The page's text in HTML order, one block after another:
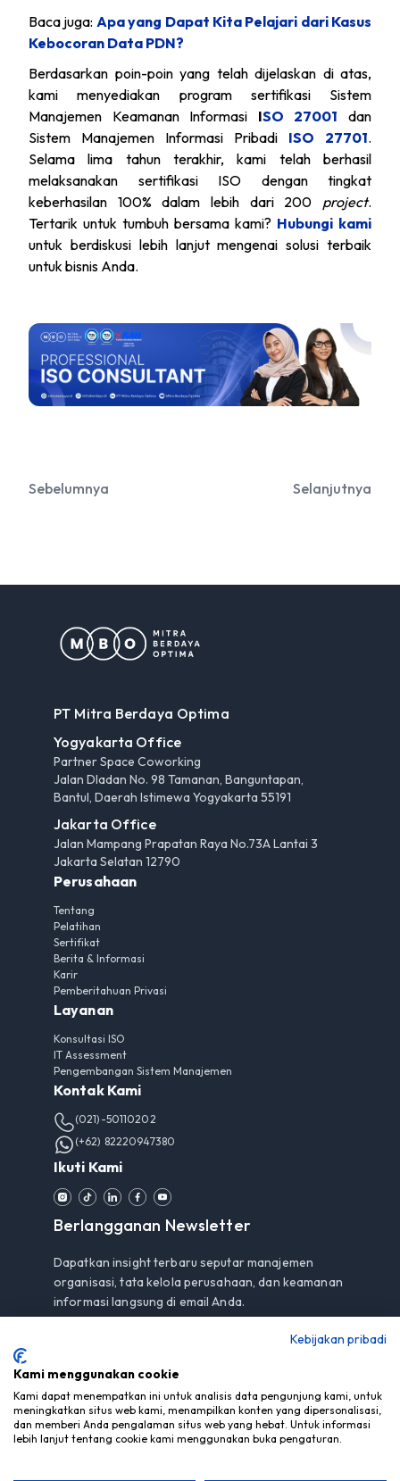
Baca juga: Apa yang Dapat Kita Pelajari dari Kasus
Kebocoran Data PDN?
Berdasarkan poin-poin yang telah dijelaskan di atas,
kami menyediakan program sertifikasi Sistem
Manajemen Keamanan Informasi ISO 27001 dan
Sistem Manajemen Informasi Pribadi ISO 27701.
Selama lima tahun terakhir, kami telah berhasil
melaksanakan sertifikasi ISO dengan tingkat
keberhasilan 100% dalam lebih dari 200 project.
Tertarik untuk tumbuh bersama kami? Hubungi kami
untuk berdiskusi lebih lanjut mengenai solusi terbaik
untuk bisnis Anda.
Sebelumnya Selanjutnya
PT Mitra Berdaya Optima
Yogyakarta Office
Partner Space Coworking
Jalan Dladan No. 98 Tamanan, Banguntapan,
Bantul, Daerah Istimewa Yogyakarta 55191
Jakarta Office
Jalan Mampang Prapatan Raya No.73A Lantai 3
Jakarta Selatan 12790
Perusahaan
Tentang
Pelatihan
Sertifikat
Berita & Informasi
Karir
Pemberitahuan Privasi
Layanan
Konsultasi ISO
IT Assessment
Pengembangan Sistem Manajemen
Kontak Kami
(021)-50110202
(+62) 82220947380
Ikuti Kami
Berlangganan Newsletter
Dapatkan insight terbaru seputar manajemen
organisasi, tata kelola perusahaan, dan keamanan
informasi langsung di email Anda.
Berlangganan
Dengan berlangganan, Anda menyetujuiPemberitahuan
Privasikami.
Kebijakan pribadi
Kami menggunakan cookie
Kami dapat menempatkan ini untuk analisis data pengunjung kami, untuk
meningkatkan situs web kami, menampilkan konten yang dipersonalisasi,
dan memberi Anda pengalaman situs web yang hebat. Untuk informasi
lebih lanjut tentang cookie kami menggunakan buka pengaturan.